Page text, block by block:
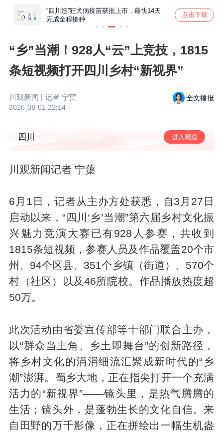
“四川造”狂犬病疫苗获批上市，最快14天
完成全程接种
男子用
险丧命
点击下载
“乡”当潮！928人“云”上竞技，1815
条短视频打开四川乡村“新视界”
川观新闻 | 记者 宁蕖
2026-06-01 22:14
全文播报
四川 进入频道
川观新闻记者 宁蕖
6月1日，记者从主办方处获悉，自3月27日
启动以来，“四川‘乡’当潮”第六届乡村文化振
兴魅力竞演大赛已有928人参赛，共收到
1815条短视频，参赛人员及作品覆盖20个市
州、94个区县、351个乡镇（街道）、570个
村（社区）以及46所院校。作品播放热度超
50万。
此次活动由省委宣传部等十部门联合主办，
以“群众当主角、乡土即舞台”的创新路径，
将乡村文化的涓涓细流汇聚成新时代的“乡
潮”澎湃。蜀乡大地，正在指尖打开一个充满
活力的“新视界”——镜头里，是热气腾腾的
生活；镜头外，是蓬勃生长的文化自信。来
自田野的万千影像，正在拼绘出一幅生机盎